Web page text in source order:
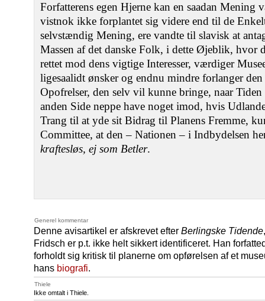
Forfatterens egen Hjerne kan en saadan
vistnok ikke forplantet sig videre end til de
selvstændig Mening, ere vandte til slavisk at
Massen af det danske Folk, i dette Øjeblik, hvor
rettet mod dens vigtige Interesser, værdiger
ligesaalidt ønsker og endnu mindre forlanger
Opofrelser, den selv vil kunne bringe, naar
anden Side neppe have noget imod, hvis
Trang til at yde sit Bidrag til Planens Fremme,
Committee, at den – Nationen – i Indbydelsen
kraftesløs, ej som Betler.
Generel kommentar
Denne avisartikel er afskrevet efter Berlingske Tidende
Fridsch er p.t. ikke helt sikkert identificeret. Han
forholdt sig kritisk til planerne om opførelsen af et
hans biografi.
Thiele
Ikke omtalt i Thiele.